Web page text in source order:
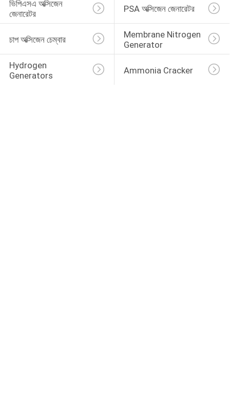
ভিপিএসএ অক্সিজেন
জেনারেটর
PSA অক্সিজেন জেনারেটর
চাপ অক্সিজেন চেম্বার
Membrane Nitrogen
Generator
Hydrogen
Generators
Ammonia Cracker